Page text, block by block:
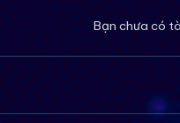
Bạn chưa có